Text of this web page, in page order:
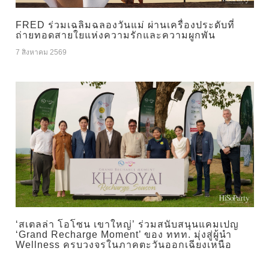
FRED ร่วมเฉลิมฉลองวันแม่ ผ่านเครื่องประดับที่
ถ่ายทอดสายใยแห่งความรักและความผูกพัน
7 สิงหาคม 2569
‘สเตลล่า โอโซน เขาใหญ่’ ร่วมสนับสนุนแคมเปญ
‘Grand Recharge Moment’ ของ ททท. มุ่งสู่ผู้นำ
Wellness ครบวงจรในภาคตะวันออกเฉียงเหนือ